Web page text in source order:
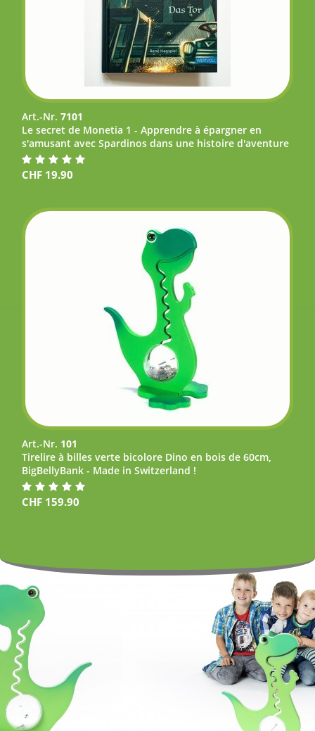
Art.-Nr. 7101
Le secret de Monetia 1 - Apprendre à épargner en
s'amusant avec Spardinos dans une histoire d'aventure
CHF 19.90
Art.-Nr. 101
Tirelire à billes verte bicolore Dino en bois de 60cm,
BigBellyBank - Made in Switzerland !
CHF 159.90